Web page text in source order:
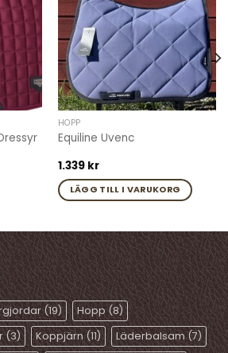
wishlist
wishlist
HOPP
Equiline Uvenc
1.339 kr
LÄGG TILL I VARUKORG
(19) Hopp (8)
(3) Koppjärn (11) Läderbalsam(7)